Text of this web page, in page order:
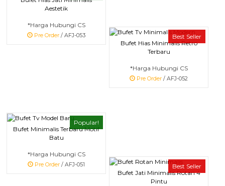
Aestetik
*Harga Hubungi CS
Pre Order / AFJ-053
Best Seller
Bufet Hias Minimalis Retro
Terbaru
*Harga Hubungi CS
Pre Order / AFJ-052
Popular!
Bufet Minimalis Terbaru Motif
Batu
*Harga Hubungi CS
Pre Order / AFJ-051
Best Seller
Bufet Jati Minimalis Rotan 4
Pintu